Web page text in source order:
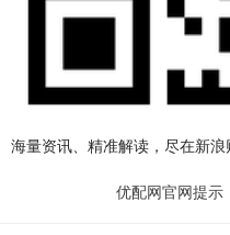
海量资讯、精准解读，尽在新浪
优配网官网提示